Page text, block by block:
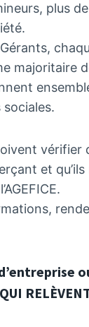
plus
Gérants,
majoritaire
vérifier
et
RELÈVENT